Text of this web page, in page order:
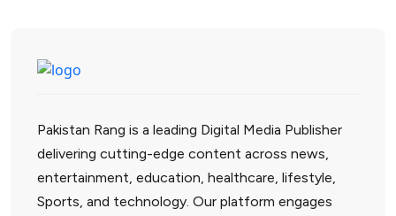
Pakistan Rang is a leading Digital Media Publisher
delivering cutting-edge content across news,
entertainment, education, healthcare, lifestyle,
Sports, and technology. Our platform engages